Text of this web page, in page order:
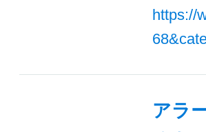
https://
アラ